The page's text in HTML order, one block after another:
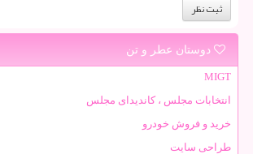
دوستان عطر و تن
MIGT
انتخابات مجلس ، کاندیدای مجلس
خرید و فروش خودرو
طراحی سایت